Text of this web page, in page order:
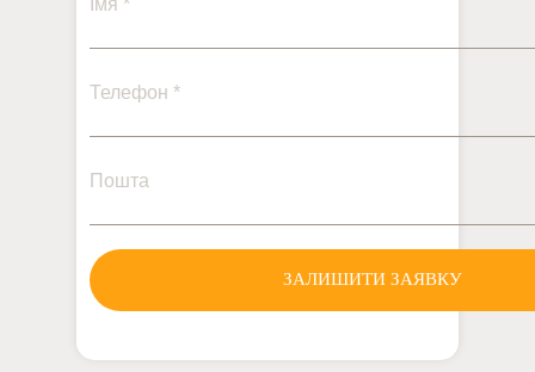
Імя *
Телефон *
Пошта
ЗАЛИШИТИ ЗАЯВКУ